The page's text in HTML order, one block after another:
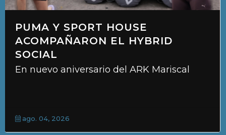
PUMA Y SPORT HOUSE
ACOMPAÑARON EL HYBRID
SOCIAL
En nuevo aniversario del ARK Mariscal
ago. 04, 2026